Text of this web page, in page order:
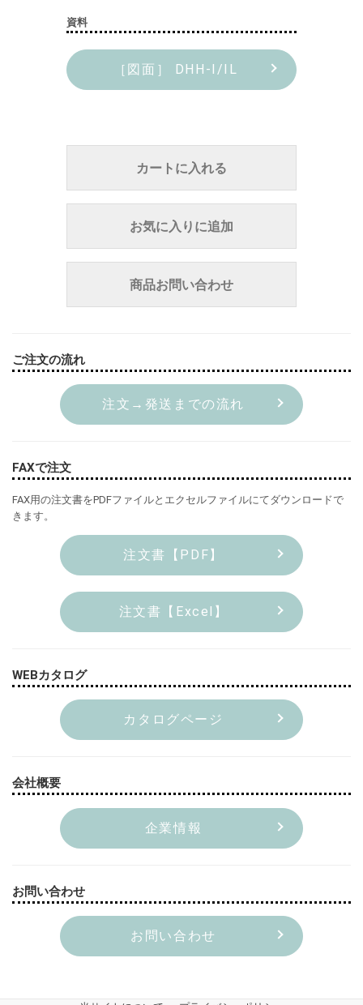
資料
［図面］ DHH-I/IL
カートに入れる
お気に入りに追加
商品お問い合わせ
ご注文の流れ
注文→発送までの流れ
FAXで注文
FAX用の注文書をPDFファイルとエクセルファイルにてダウンロードで
きます。
注文書【PDF】
注文書【Excel】
WEBカタログ
カタログページ
会社概要
企業情報
お問い合わせ
お問い合わせ